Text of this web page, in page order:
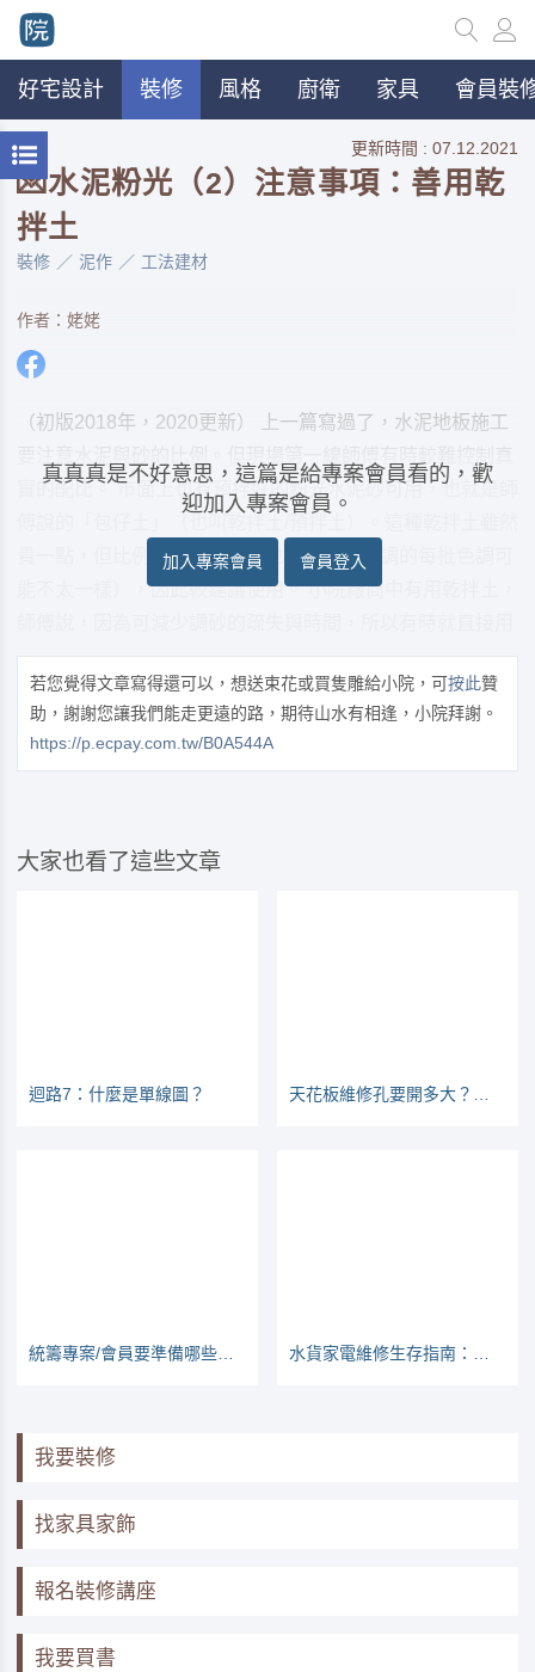
好宅設計 裝修 風格 廚衛 家具 會員裝
更新時間 : 07.12.2021
💌水泥粉光（2）注意事項：善用乾
拌土
裝修 泥作 工法建材
作者：姥姥
（初版2018年，2020更新） 上一篇寫過了，水泥地板施工
實的配比。 巿面上也有預拌好的粉光水泥砂可用，也就是師
貴一點，但比例已配好，顏色也統一（師傅調的每批色調可
能不太一樣），因此較建議使用。 小院廠商中有用乾拌土，
真真真是不好意思，這篇是給專案會員看的，歡
迎加入專案會員。
加入專案會員 會員登入
若您覺得文章寫得還可以，想送束花或買隻雕給小院，可按此贊
助，謝謝您讓我們能走更遠的路，期待山水有相逢，小院拜謝。
https://p.ecpay.com.tw/B0A544A
大家也看了這些文章
迴路7：什麼是單線圖？
我要裝修
找家具家飾
報名裝修講座
我要買書